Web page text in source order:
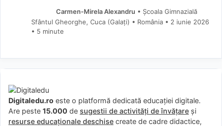
Carmen-Mirela Alexandru • Școala Gimnazială
Sfântul Gheorghe, Cuca (Galaţi) • România
2 iunie 2026
• 5 minute
Digitaledu.ro este o platformă dedicată educației digitale.
Are peste 15.000 de sugestii de activități de învățare și
resurse educaționale deschise create de cadre didactice,